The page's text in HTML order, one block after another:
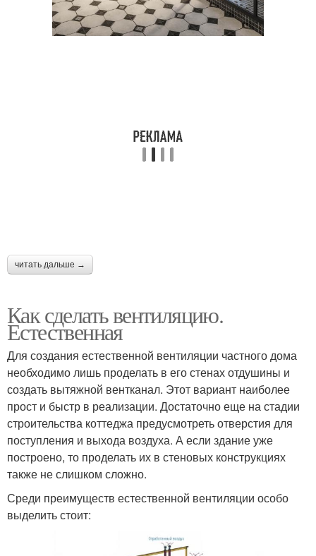
Вентиляции при
отсутствии
Канальная вентиляция
читать дальше →
Как сделать вентиляцию.
Естественная
Для создания естественной вентиляции частного дома
необходимо лишь проделать в его стенах отдушины и
создать вытяжной вентканал. Этот вариант наиболее
прост и быстр в реализации. Достаточно еще на стадии
строительства коттеджа предусмотреть отверстия для
поступления и выхода воздуха. А если здание уже
построено, то проделать их в стеновых конструкциях
также не слишком сложно.
Среди преимуществ естественной вентиляции особо
выделить стоит: